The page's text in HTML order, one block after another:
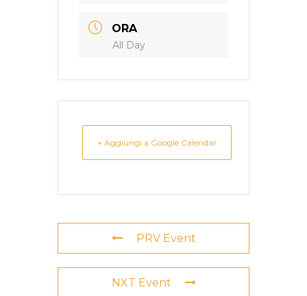
ORA
All Day
+ Aggiungi a Google Calendar
PRV Event
NXT Event